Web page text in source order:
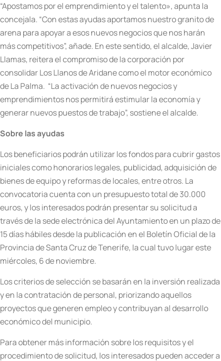
“Apostamos por el emprendimiento y el talento», apunta la
concejala. “Con estas ayudas aportamos nuestro granito de
arena para apoyar a esos nuevos negocios que nos harán
más competitivos”, añade. En este sentido, el alcalde, Javier
Llamas, reitera el compromiso de la corporación por
consolidar Los Llanos de Aridane como el motor económico
de La Palma. “La activación de nuevos negocios y
emprendimientos nos permitirá estimular la economía y
generar nuevos puestos de trabajo”, sostiene el alcalde.
Sobre las ayudas
Los beneficiarios podrán utilizar los fondos para cubrir gastos
iniciales como honorarios legales, publicidad, adquisición de
bienes de equipo y reformas de locales, entre otros. La
convocatoria cuenta con un presupuesto total de 30.000
euros, y los interesados podrán presentar su solicitud a
través de la sede electrónica del Ayuntamiento en un plazo de
15 días hábiles desde la publicación en el Boletín Oficial de la
Provincia de Santa Cruz de Tenerife, la cual tuvo lugar este
miércoles, 6 de noviembre.
Los criterios de selección se basarán en la inversión realizada
y en la contratación de personal, priorizando aquellos
proyectos que generen empleo y contribuyan al desarrollo
económico del municipio.
Para obtener más información sobre los requisitos y el
procedimiento de solicitud, los interesados pueden acceder a